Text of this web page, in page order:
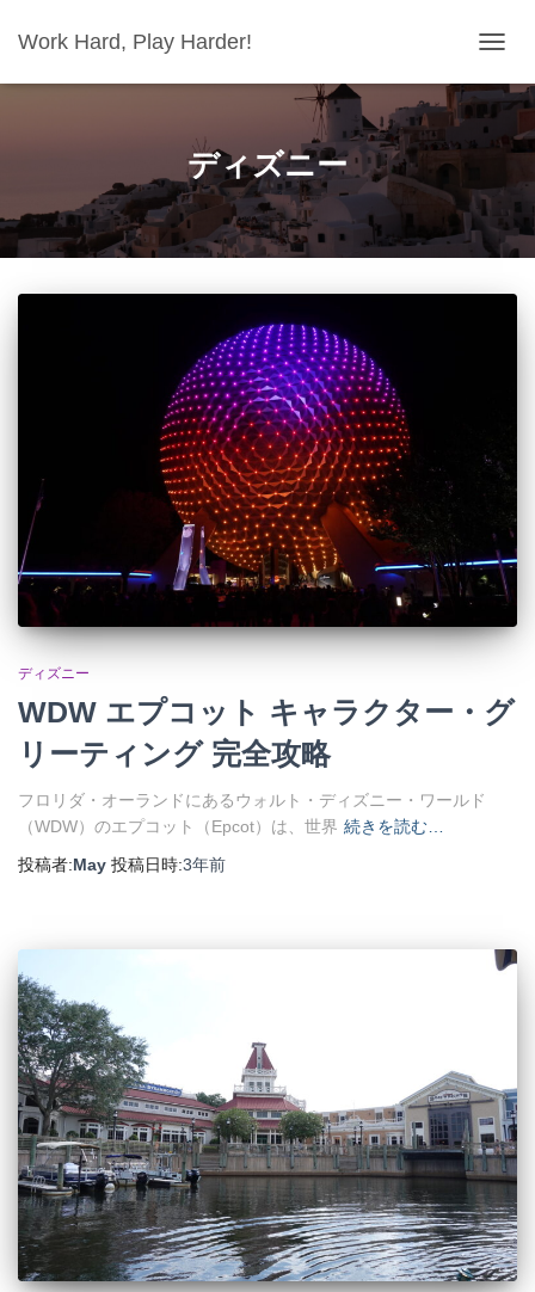
Work Hard, Play Harder!
ビ
ゲ
ディズニー
ディズニー
WDW エプコット キャラクター・グ
リーティング 完全攻略
フロリダ・オーランドにあるウォルト・ディズニー・ワールド
（WDW）のエプコット（Epcot）は、世界 続きを読む…
投稿者:May 投稿日時:3年前